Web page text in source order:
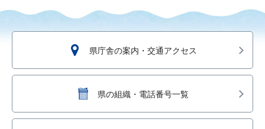
県庁舎の案内・交通アクセス
県の組織・電話番号一覧